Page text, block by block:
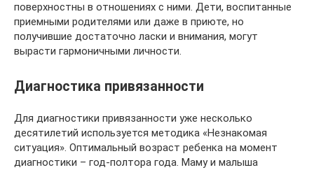
поверхностны в отношениях с ними. Дети, воспитанные
приемными родителями или даже в приюте, но
получившие достаточно ласки и внимания, могут
вырасти гармоничными личности.
Диагностика привязанности
Для диагностики привязанности уже несколько
десятилетий используется методика «Незнакомая
ситуация». Оптимальный возраст ребенка на момент
диагностики – год-полтора года. Маму и малыша